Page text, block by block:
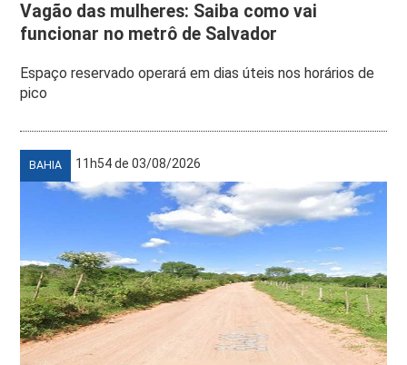
Vagão das mulheres: Saiba como vai
funcionar no metrô de Salvador
Espaço reservado operará em dias úteis nos horários de
pico
BAHIA 11h54 de 03/08/2026